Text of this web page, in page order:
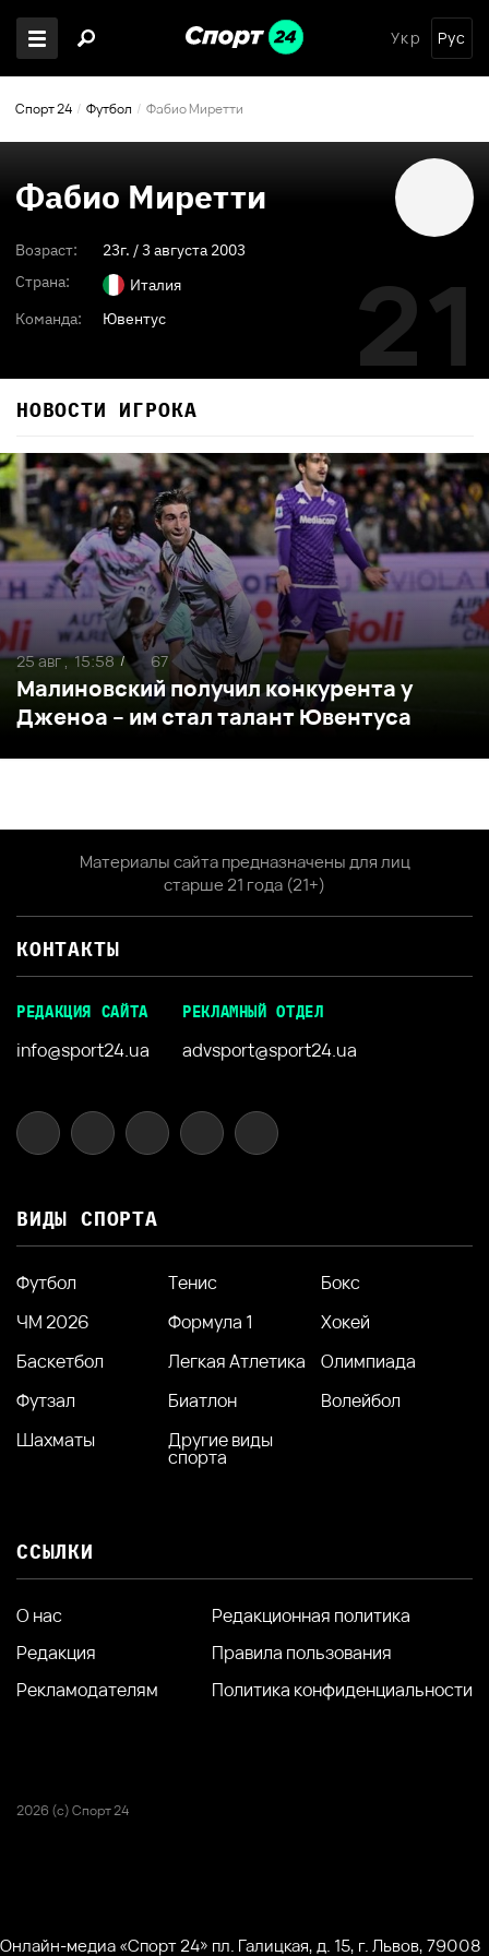
Укр Рус
Спорт 24 Футбол Фабио Миретти
Фабио Миретти
Возраст: 23г. /3 августа 2003
Страна:
Италия
Команда:
Ювентус 21
НОВОСТИ ИГРОКА
Малиновский получил конкурента у
Дженоа – им стал талант Ювентуса
25 авг , 15:58 / 67
Материалы сайта предназначены для лиц
старше 21 года (21+)
КОНТАКТЫ
РЕДАКЦИЯ САЙТА
info@sport24.ua
РЕКЛАМНЫЙ ОТДЕЛ
advsport@sport24.ua
ВИДЫ СПОРТА
Футбол Тенис
Бокс
ЧМ 2026
Формула 1
Хокей
Баскетбол
Легкая Атлетика
Олимпиада
Футзал
Биатлон
Волейбол
Шахматы
Другие виды
спорта
ССЫЛКИ
О нас
Редакция
Рекламодателям
Редакционная политика
Правила пользования
Политика конфиденциальности
2026 (с) Спорт 24
Онлайн-медиа «Спорт 24» пл. Галицкая, д. 15, г. Львов, 79008